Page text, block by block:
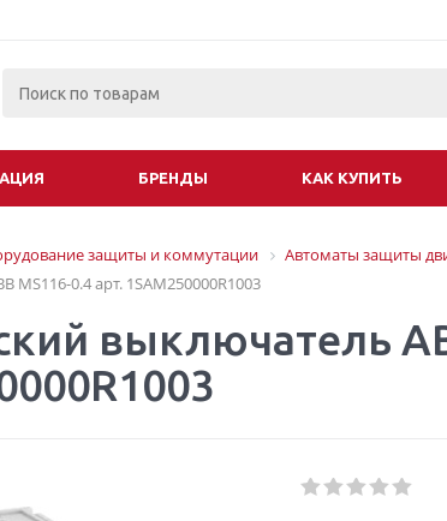
БРЕНДЫ КАК КУПИТЬ
защиты и коммутации
Автоматы защиты
0.4 арт. 1SAM250000R1003
выключатель